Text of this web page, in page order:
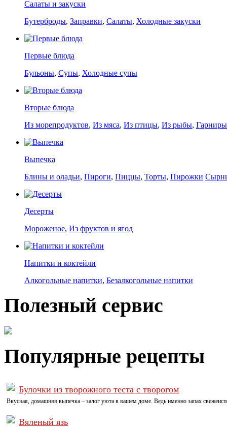
Салаты и закуски
Бутерброды, Заправки, Салаты, Холодные закуски
Первые блюда
Бульоны, Супы, Холодные супы
Вторые блюда
Из морепродуктов, Из мяса, Из птицы, Из рыбы, Гарниры
Выпечка
Блины и оладьи, Пироги, Пиццы, Торты, Пирожки
Десерты
Мороженое, Из фруктов и ягод
Напитки и коктейли
Алкогольные напитки, Безалкогольные напитки
Полезный сервис
Популярные рецепты
Булочки из творожного теста с творогом
Вкусная, домашняя выпечка – залог уюта в вашем доме. Ведь именно запах
Вяленый язь